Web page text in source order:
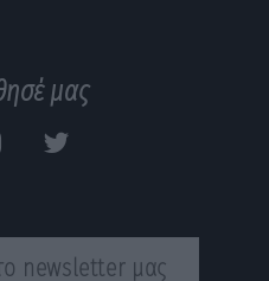
μας
newsletter μας